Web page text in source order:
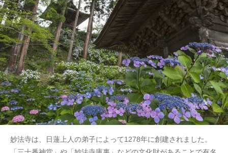
妙法寺は、日蓮上人の弟子によって1278年に創建されました。